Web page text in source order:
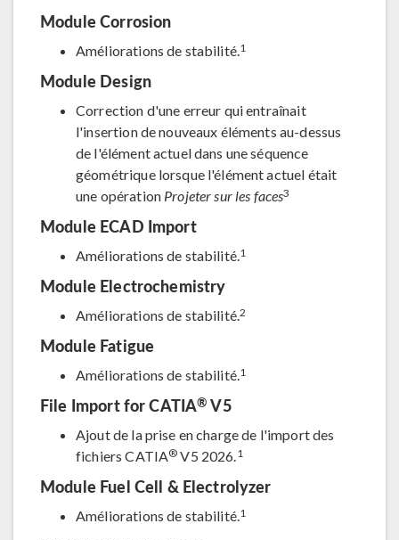
Module Corrosion
Améliorations de stabilité.1
Module Design
Correction d'une erreur qui entraînait
l'insertion de nouveaux éléments au-dessus
de l'élément actuel dans une séquence
géométrique lorsque l'élément actuel était
une opération Projeter sur les faces3
Module ECAD Import
Améliorations de stabilité.1
Module Electrochemistry
Améliorations de stabilité.2
Module Fatigue
Améliorations de stabilité.1
File Import for CATIA® V5
Ajout de la prise en charge de l'import des
fichiers CATIA® V5 2026.1
Module Fuel Cell & Electrolyzer
Améliorations de stabilité.1